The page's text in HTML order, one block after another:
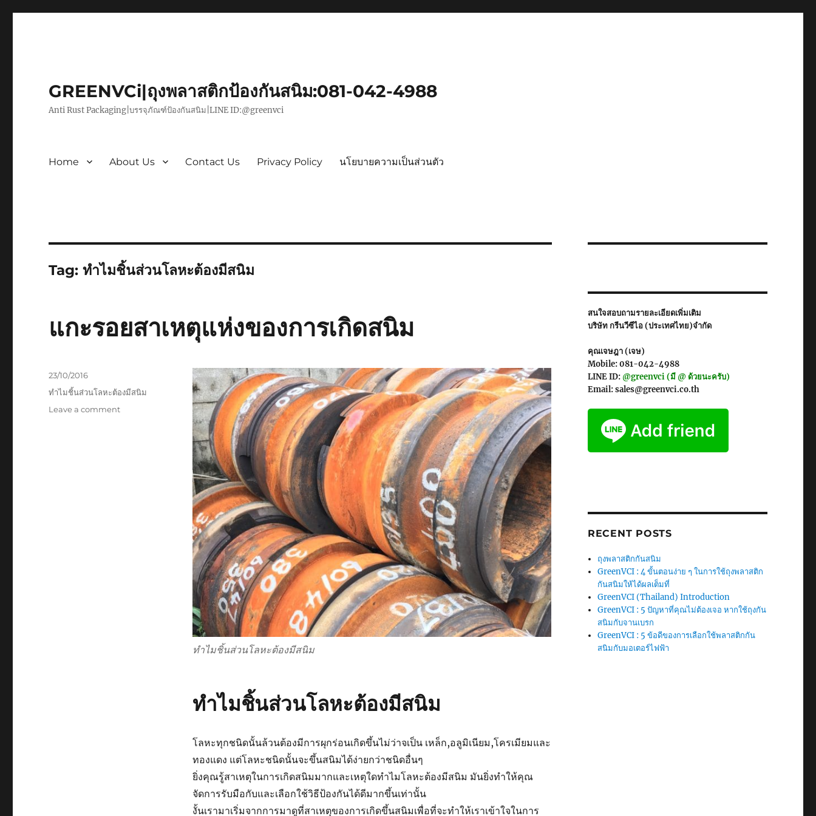
GREENVCi|ถุงพลาสติกป้องกันสนิม:081-042-4988
Anti Rust Packaging|บรรจุภัณฑ์ป้องกันสนิม|LINE ID:@greenvci
Home About Us Contact Us Privacy Policy นโยบายความเป็นส่วนตัว
Tag:ทำไมชิ้นส่วนโลหะต้องมีสนิม
แกะรอยสาเหตุแห่งของการเกิดสนิม
ทำไมชิ้นส่วนโลหะต้องมีสนิม
ทำไมชิ้นส่วนโลหะต้องมีสนิม
โลหะทุกชนิดนั้นล้วนต้องมีการผุกร่อนเกิดขึ้นไม่ว่าจเป็น เหล็ก,อลูมิเนียม,โครเมียมและ
ทองแดง แต่โลหะชนิดนั้นจะขึ้นสนิมได้ง่ายกว่าชนิดอื่นๆ
ยิ่งคุณรู้สาเหตุในการเกิดสนิมมากและเหตุใดทำไมโลหะต้องมีสนิม มันยิ่งทำให้คุณ
จัดการรับมือกับและเลือกใช้วิธีป้องกันได้ดีมากขึ้นเท่านั้น
งั้นเรามาเริ่มจากการมาดูที่สาเหตุของการเกิดขึ้นสนิมเพื่อที่จะทำให้เราเข้าใจในการ
Posted
on
23/10/2016
Tags
ทำไมชิ้นส่วนโลหะต้องมีสนิม
Leave a commenton
สนใจสอบถามรายละเอียดเพิ่มเติม
บริษัท กรีนวีซีไอ (ประเทศไทย)จำกัด
คุณเจษฎา (เจษ)
Mobile: 081-042-4988
LINE ID: @greenvci (มี @ ด้วยนะครับ)
Email: sales@greenvci.co.th
RECENT POSTS
ถุงพลาสติกกันสนิม
GreenVCI : 4 ขั้นตอนง่าย ๆ ในการใช้ถุงพลาสติก
กันสนิมให้ได้ผลเต็มที่
GreenVCI (Thailand) Introduction
GreenVCI : 5 ปัญหาที่คุณไม่ต้องเจอ หากใช้ถุงกัน
สนิมกับจานเบรก
GreenVCI : 5 ข้อดีของการเลือกใช้พลาสติกกัน
สนิมกับมอเตอร์ไฟฟ้า